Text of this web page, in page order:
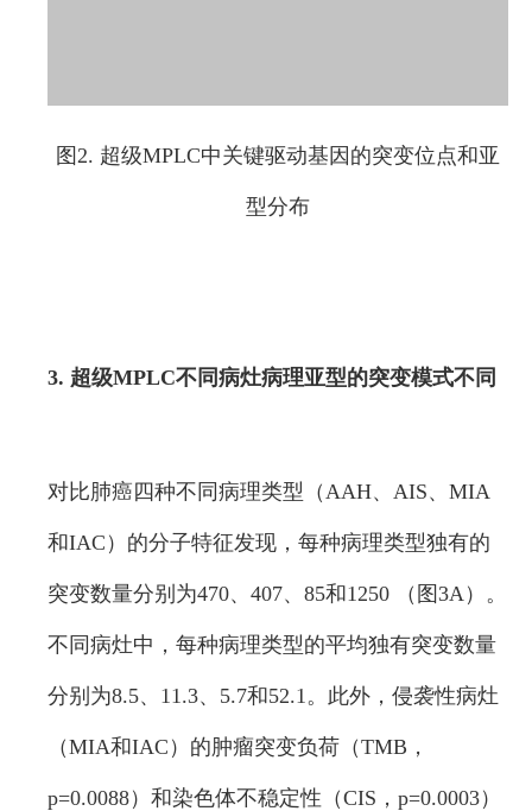
图2. 超级MPLC中关键驱动基因的突变位点和亚
型分布
3. 超级MPLC不同病灶病理亚型的突变模式不同
对比肺癌四种不同病理类型（AAH、AIS、MIA
和IAC）的分子特征发现，每种病理类型独有的
突变数量分别为470、407、85和1250 （图3A）。
不同病灶中，每种病理类型的平均独有突变数量
分别为8.5、11.3、5.7和52.1。此外，侵袭性病灶
（MIA和IAC）的肿瘤突变负荷（TMB，
p=0.0088）和染色体不稳定性（CIS，p=0.0003）